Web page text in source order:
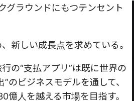
グラウンドにもつテンセント
新しい成長点を求めている。
の“支払アプリ”は既に世界の
のビジネスモデルを通して、
人を越える市場を目指す。